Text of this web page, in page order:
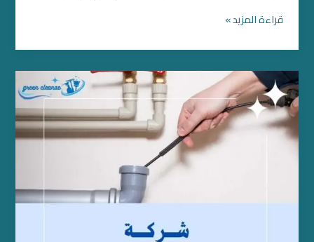
قراءة المزيد »
تسليك
مجاري
الشارقة